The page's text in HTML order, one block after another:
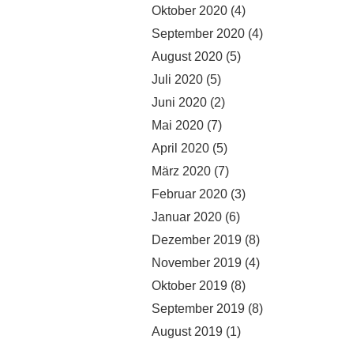
Oktober 2020 (4)
September 2020 (4)
August 2020 (5)
Juli 2020 (5)
Juni 2020 (2)
Mai 2020 (7)
April 2020 (5)
März 2020 (7)
Februar 2020 (3)
Januar 2020 (6)
Dezember 2019 (8)
November 2019 (4)
Oktober 2019 (8)
September 2019 (8)
August 2019 (1)